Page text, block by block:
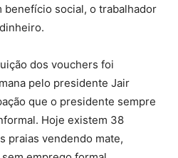
benefício social, o trabalhador
dos vouchers foi
pelo presidente Jair
que o presidente sempre
Hoje existem 38
praias vendendo mate,